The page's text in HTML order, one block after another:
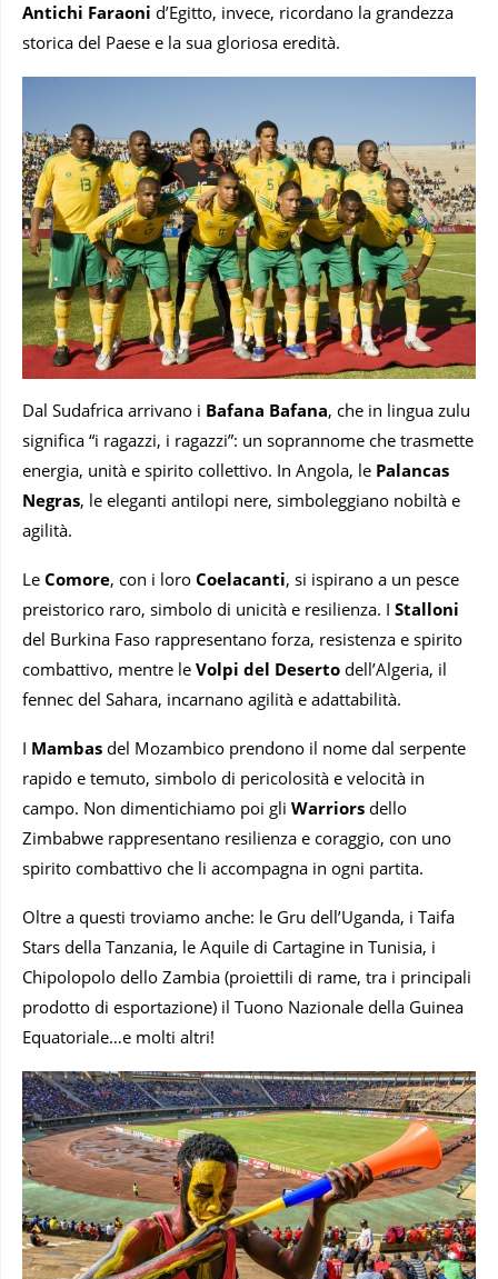
Antichi Faraoni d’Egitto, invece, ricordano la grandezza
storica del Paese e la sua gloriosa eredità.
Dal Sudafrica arrivano i Bafana Bafana, che in lingua zulu
significa “i ragazzi, i ragazzi”: un soprannome che trasmette
energia, unità e spirito collettivo. In Angola, le Palancas
Negras, le eleganti antilopi nere, simboleggiano nobiltà e
agilità.
Le Comore, con i loro Coelacanti, si ispirano a un pesce
preistorico raro, simbolo di unicità e resilienza. I Stalloni
del Burkina Faso rappresentano forza, resistenza e spirito
combattivo, mentre le Volpi del Deserto dell’Algeria, il
fennec del Sahara, incarnano agilità e adattabilità.
I Mambas del Mozambico prendono il nome dal serpente
rapido e temuto, simbolo di pericolosità e velocità in
campo. Non dimentichiamo poi gli Warriors dello
Zimbabwe rappresentano resilienza e coraggio, con uno
spirito combattivo che li accompagna in ogni partita.
Oltre a questi troviamo anche: le Gru dell’Uganda, i Taifa
Stars della Tanzania, le Aquile di Cartagine in Tunisia, i
Chipolopolo dello Zambia (proiettili di rame, tra i principali
prodotto di esportazione) il Tuono Nazionale della Guinea
Equatoriale…e molti altri!